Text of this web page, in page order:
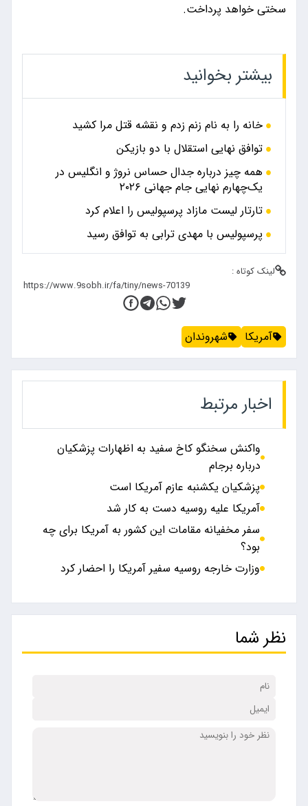
سختی خواهد پرداخت.
بیشتر بخوانید
خانه را به نام زنم زدم و نقشه قتل مرا کشید
توافق نهایی استقلال با دو بازیکن
همه چیز درباره جدال حساس نروژ و انگلیس در
یک‌چهارم نهایی جام جهانی ۲۰۲۶
تارتار لیست مازاد پرسپولیس را اعلام کرد
پرسپولیس با مهدی ترابی به توافق رسید
لینک کوتاه :
آمریکا شهروندان
اخبار مرتبط
واکنش سخنگو کاخ سفید به اظهارات پزشکیان
درباره برجام
پزشکیان یکشنبه عازم آمریکا است
آمریکا علیه روسیه دست به کار شد
سفر مخفیانه مقامات این کشور به آمریکا برای چه
بود؟
وزارت خارجه روسیه سفیر آمریکا را احضار کرد
نظر شما